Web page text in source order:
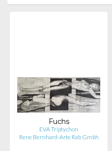
Fuchs
EVA Triptychon
Rene Bernhard-Arte Rab Gmbh